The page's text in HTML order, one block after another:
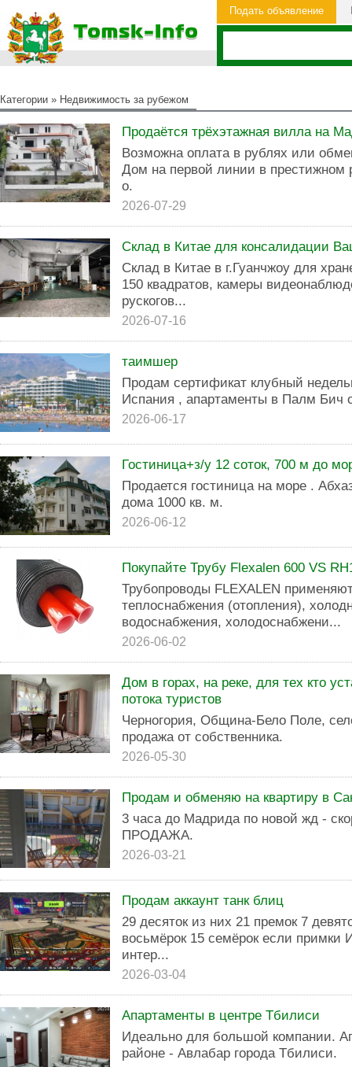
Подать объявление
Категории » Недвижимость за рубежом
Продаётся трёхэтажная вилла на
Возможна оплата в рублях или
Дом на первой линии в престижном
о.
2026-07-29
Склад в Китае для консалидации
Склад в Китае в г.Гуанчжоу для
150 квадратов, камеры
рускогов...
2026-07-16
таимшер
Продам сертификат клубный
Испания , апартаменты в Палм Бич
2026-06-17
Гостиница+з/у 12 соток, 700 м до
Продается гостиница на море .
дома 1000 кв. м.
2026-06-12
Покупайте Трубу Flexalen 600 VS
Трубопроводы FLEXALEN
теплоснабжения (отопления),
водоснабжения, холодоснабжени...
2026-06-02
Дом в горах, на реке, для тех кто
потока туристов
Черногория, Община-Бело Поле,
продажа от собственника.
2026-05-30
Продам и обменяю на квартиру в
3 часа до Мадрида по новой жд -
ПРОДАЖА.
2026-03-21
Продам аккаунт танк блиц
29 десяток из них 21 премок 7
восьмёрок 15 семёрок если примки
интер...
2026-03-04
Апартаменты в центре Тбилиси
Идеально для большой компании.
районе - Авлабар города Тбилиси.